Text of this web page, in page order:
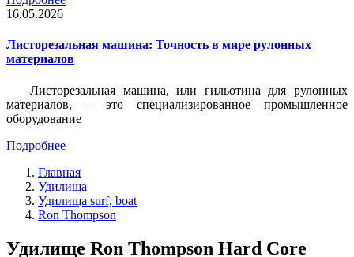
16.05.2026
Листорезальная машина: Точность в мире рулонных
материалов
Листорезальная машина, или гильотина для рулонных
материалов, – это специализированное промышленное
оборудование
Подробнее
Главная
Удилища
Удилища surf, boat
Ron Thompson
Удилище Ron Thompson Hard Core